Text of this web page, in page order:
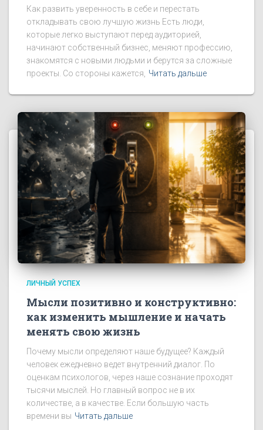
Как развить уверенность в себе и перестать
откладывать свою лучшую жизнь Есть люди,
которые легко выступают перед аудиторией,
начинают собственный бизнес, меняют профессию,
знакомятся с новыми людьми и берутся за сложные
проекты. Со стороны кажется,
Читать дальше
ЛИЧНЫЙ УСПЕХ
Мысли позитивно и конструктивно:
как изменить мышление и начать
менять свою жизнь
Почему мысли определяют наше будущее? Каждый
человек ежедневно ведет внутренний диалог. По
оценкам психологов, через наше сознание проходят
тысячи мыслей. Но главный вопрос не в их
количестве, а в качестве. Если большую часть
времени вы Читать дальше